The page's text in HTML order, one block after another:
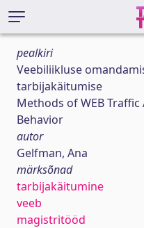
pealkiri
Veebiliikluse
tarbijakäitumise
Methods of WEB
Behavior
autor
Gelfman, Ana
märksõnad
tarbijakäitumine
veeb
magistritööd